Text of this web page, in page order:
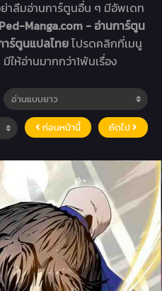
าลืมอ่านการ์ตูนอื่น ๆ มีอัพเดท
Ped-Manga.com - อ่านการ์ตูน
าร์ตูนแปลไทยโปรดคลิกที่เมนู
ให้อ่านมากกว่า1พันเรื่อง
ก่อนหน้านี้ ถัดไป